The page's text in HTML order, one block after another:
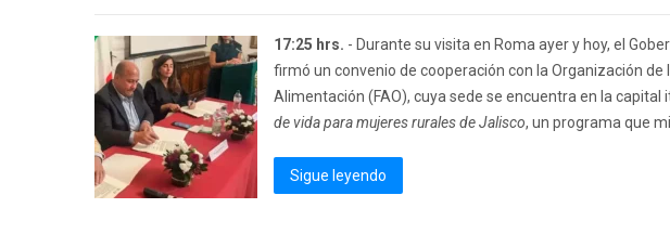
17:25 hrs. - Durante su visita en Roma ayer y hoy, el
firmó un convenio de cooperación con la Organización de
Alimentación (FAO), cuya sede se encuentra en la capital
de vida para mujeres rurales de Jalisco, un programa que
Sigue leyendo